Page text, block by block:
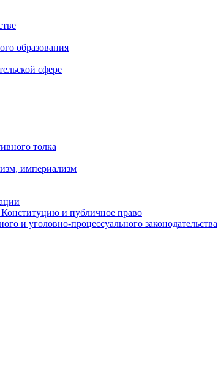
образования
сфере
толка
империализм
и публичное право
и уголовно-процессуального законодательства